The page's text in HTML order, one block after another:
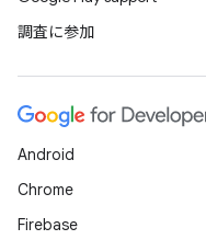
調査に参加
Android
Chrome
Firebase